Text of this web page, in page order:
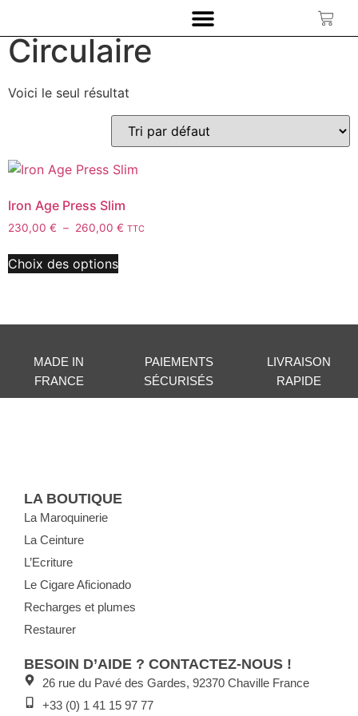
/ Produit Guillochage / Circulaire
Circulaire
Voici le seul résultat
Iron Age Press Slim
230,00 € – 260,00 € TTC
Choix des options
MADE IN
FRANCE
PAIEMENTS
SÉCURISÉS
LIVRAISON
RAPIDE
LA BOUTIQUE
La Maroquinerie
La Ceinture
L’Ecriture
Le Cigare Aficionado
Recharges et plumes
Restaurer
BESOIN D’AIDE ? CONTACTEZ-NOUS !
26 rue du Pavé des Gardes, 92370 Chaville France
+33 (0) 1 41 15 97 77